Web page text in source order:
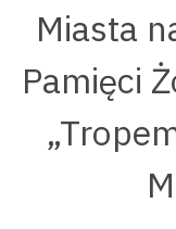
Miasta
Pamięci